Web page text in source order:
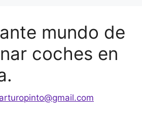
mundo de
coches en
arturopinto@gmail.com